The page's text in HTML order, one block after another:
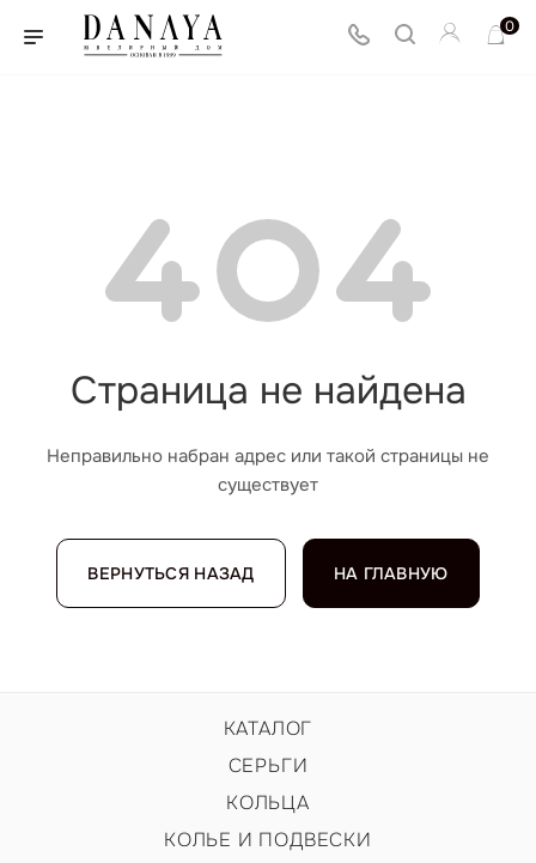
0
Страница не найдена
Неправильно набран адрес или такой страницы не
существует
ВЕРНУТЬСЯ НАЗАД НА ГЛАВНУЮ
КАТАЛОГ
СЕРЬГИ
КОЛЬЦА
КОЛЬЕ И ПОДВЕСКИ